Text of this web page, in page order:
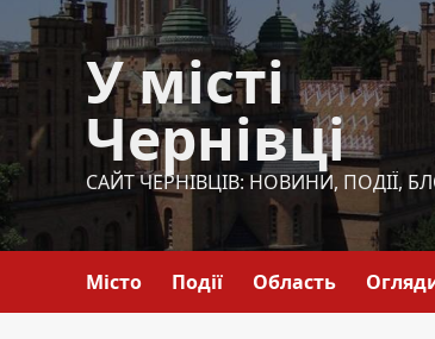
Перейти
до
вмісту
У місті
Чернівці
САЙТ ЧЕРНІВЦІВ: НОВИНИ, ПОДІЇ,
Місто Події Область